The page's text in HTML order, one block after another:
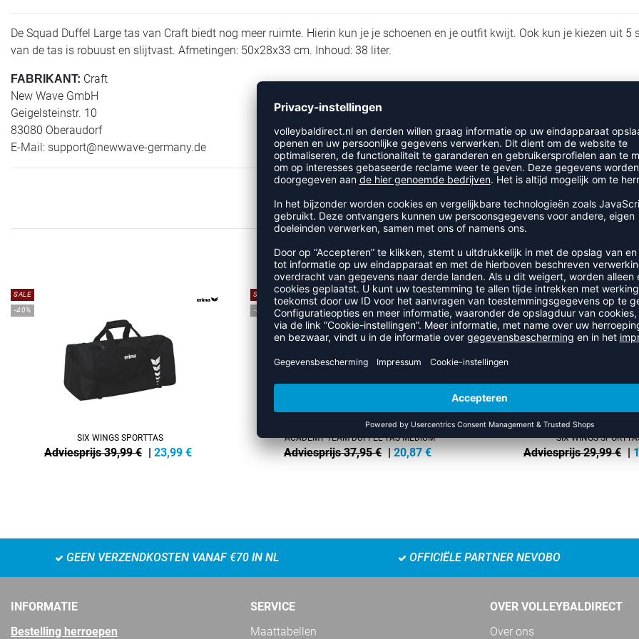
De Squad Duffel Large tas van Craft biedt nog meer ruimte. Hierin kun je je schoenen en je outfit kwijt. Ook kun je kiezen uit
van de tas is robuust en slijtvast. Afmetingen: 50x28x33 cm. Inhoud: 38 liter.
FABRIKANT: Craft
New Wave GmbH
Geigelsteinstr. 10
83080 Oberaudorf
E-Mail: support@newwave-germany.de
RECENT BEKEKEN
MEER UIT DE CATEGORIE
SALE
-40%
SIX WINGS SPORTTAS
Adviesprijs 39,99 € | 23,99 €
SALE
-45%
ACADEMY TEAM DUFFEL TAS MEDIUM
Adviesprijs 37,95 € |20,87 €
-40%
SIX WINGS
Adviesprijs 29,99 € |
GEEN VERZENDKOSTEN VANAF €70 IN NL OFFICIËLE PARTNER NEVOBO
INFORMATIE
Bestelling herroepen
SERVICE
Maattabellen
OVER VOLLEYBALDIRECT
Over ons